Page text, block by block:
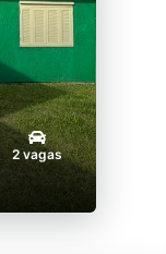
2 vagas